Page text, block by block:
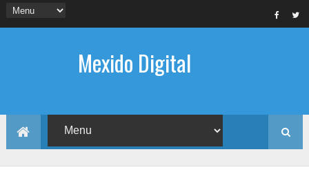
Mexido Digital